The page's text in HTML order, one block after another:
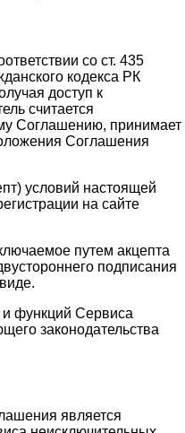
со ст. 435
кодекса РК
доступ к
считается
Соглашению, принимает
Соглашения
условий настоящей
на сайте
путем акцепта
подписания
функций Сервиса
законодательства
является